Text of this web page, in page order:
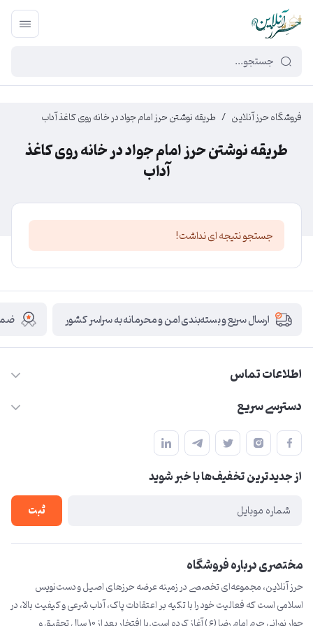
449f43cf-3da2-4422-bb12-2566cb5b8b05
فروشگاه حرز آنلاین / طریقه نوشتن حرز امام جواد در خانه روی کاغذ آداب
طریقه نوشتن حرز امام جواد در خانه روی کاغذ
آداب
جستجو نتیجه ای نداشت!
ارسال سریع و بسته‌بندی امن و محرمانه به سراسر کشور
اطلاعات تماس
09210446578
herzeonline@gmail.com
مشهد مقدس ،خیابان امام رضا(ع) ، حرم مطهر رضوی ، فلکه آب ، بازار
امام رضا (ع)
دسترسی سریع
حساب کاربری
مجله فروشگاه
لیست محصولات
درباره ما
از جدید‌ترین تخفیف‌ها با‌ خبر شوید
ثبت
مختصری درباره فروشگاه
حرز آنلاین، مجموعه‌ای تخصصی در زمینه عرضه حرزهای اصیل و دست‌نویس
اسلامی است که فعالیت خود را با تکیه بر اعتقادات پاک، آداب شرعی و کیفیت بالا، در